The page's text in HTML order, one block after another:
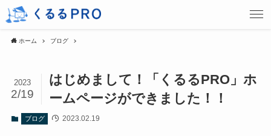
ホーム ブログ
はじめまして！「くるるPRO」ホ
ームページができました！！
2023
2/19
ブログ 2023.02.19